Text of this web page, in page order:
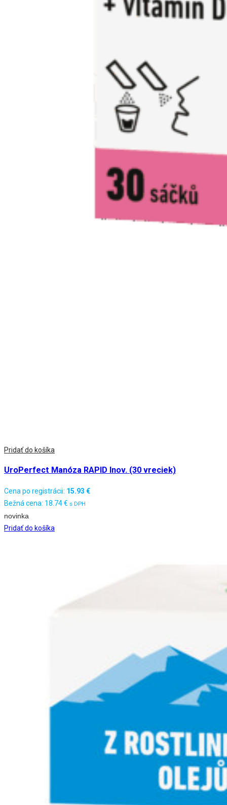
Pridať do košíka
UroPerfect Manóza RAPID Inov. (30 vreciek)
Cena po registrácii: 15.93 €
Bežná cena: 18.74€ s DPH
novinka
Pridať do košíka